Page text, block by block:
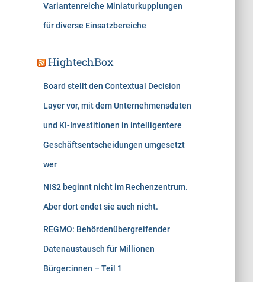
Variantenreiche Miniaturkupplungen
für diverse Einsatzbereiche
HightechBox
Board stellt den Contextual Decision
Layer vor, mit dem Unternehmensdaten
und KI-Investitionen in intelligentere
Geschäftsentscheidungen umgesetzt
wer
NIS2 beginnt nicht im Rechenzentrum.
Aber dort endet sie auch nicht.
REGMO: Behördenübergreifender
Datenaustausch für Millionen
Bürger:innen – Teil 1